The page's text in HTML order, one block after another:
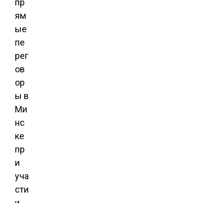
пр
ям
ые
пе
рег
ов
ор
ы в
Ми
нс
ке
пр
и
уча
сти